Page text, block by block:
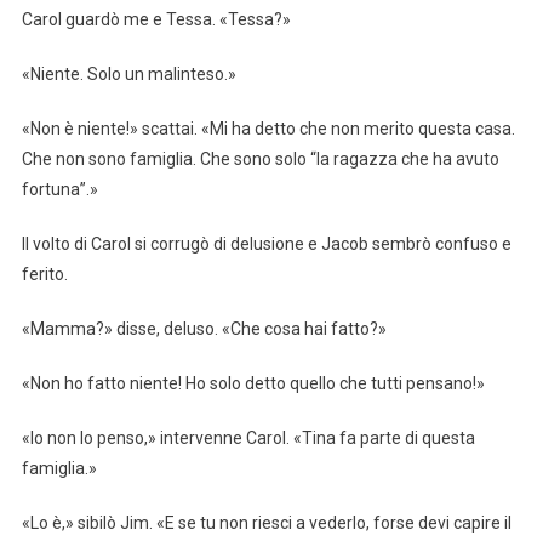
Carol guardò me e Tessa. «Tessa?»
«Niente. Solo un malinteso.»
«Non è niente!» scattai. «Mi ha detto che non merito questa casa.
Che non sono famiglia. Che sono solo “la ragazza che ha avuto
fortuna”.»
Il volto di Carol si corrugò di delusione e Jacob sembrò confuso e
ferito.
«Mamma?» disse, deluso. «Che cosa hai fatto?»
«Non ho fatto niente! Ho solo detto quello che tutti pensano!»
«Io non lo penso,» intervenne Carol. «Tina fa parte di questa
famiglia.»
«Lo è,» sibilò Jim. «E se tu non riesci a vederlo, forse devi capire il